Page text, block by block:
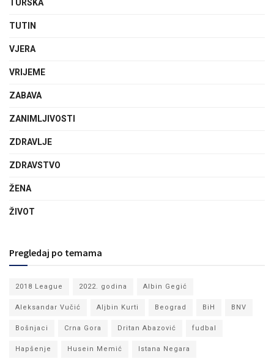
TURSKA
TUTIN
VJERA
VRIJEME
ZABAVA
ZANIMLJIVOSTI
ZDRAVLJE
ZDRAVSTVO
ŽENA
ŽIVOT
Pregledaj po temama
2018 League 2022. godina Albin Gegić
Aleksandar Vučić Aljbin Kurti Beograd BiH BNV
Bošnjaci Crna Gora Dritan Abazović fudbal
Hapšenje Husein Memić Istana Negara